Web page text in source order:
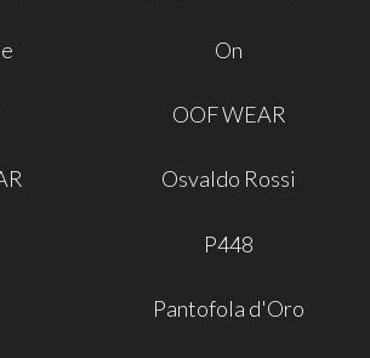
On
OOF WEAR
Osvaldo Rossi
P448
Pantofola d'Oro